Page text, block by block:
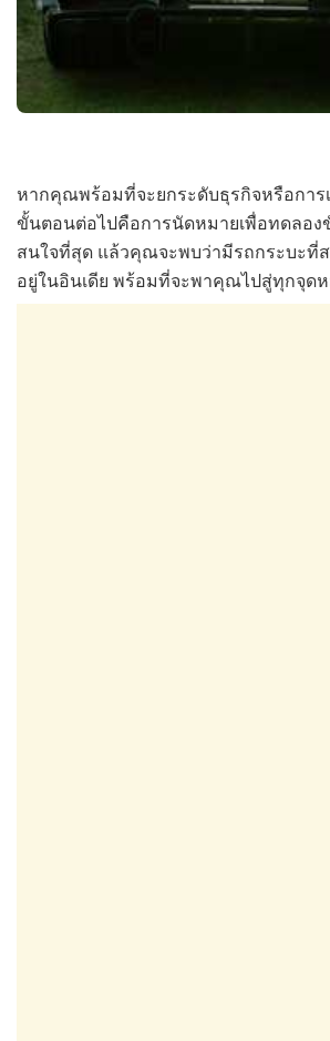
หากคุณพร้อมที่จะยกระดับธุรกิจหรือกา
ขั้นตอนต่อไปคือการนัดหมายเพื่อทดลอ
สนใจที่สุด แล้วคุณจะพบว่ามีรถกระบะ
อยู่ในอินเดีย พร้อมที่จะพาคุณไปสู่ทุกจุด